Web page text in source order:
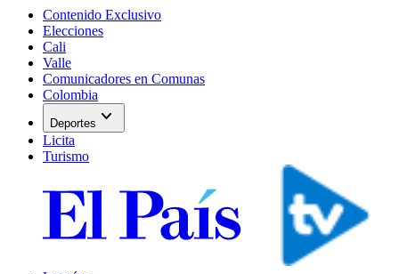
Contenido Exclusivo
Elecciones
Cali
Valle
Comunicadores en Comunas
Colombia
Deportes expand_more
Licita
Turismo